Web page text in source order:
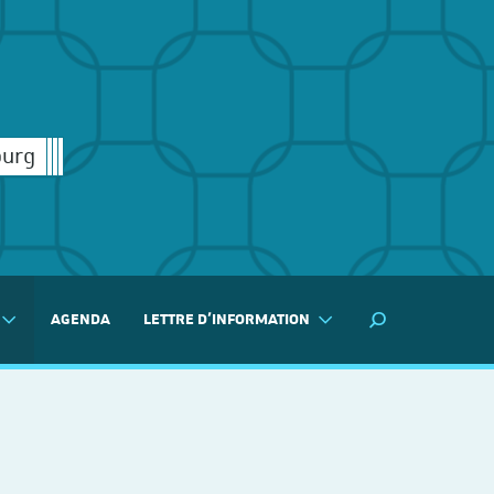
AGENDA LETTRE D'INFORMATION
MOTEUR DE